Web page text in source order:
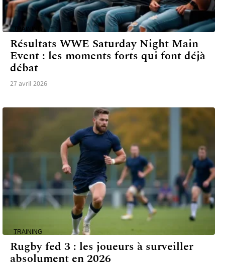
TRAINING
Résultats WWE Saturday Night Main
Event : les moments forts qui font déjà
débat
27 avril 2026
TRAINING
Rugby fed 3 : les joueurs à surveiller
absolument en 2026